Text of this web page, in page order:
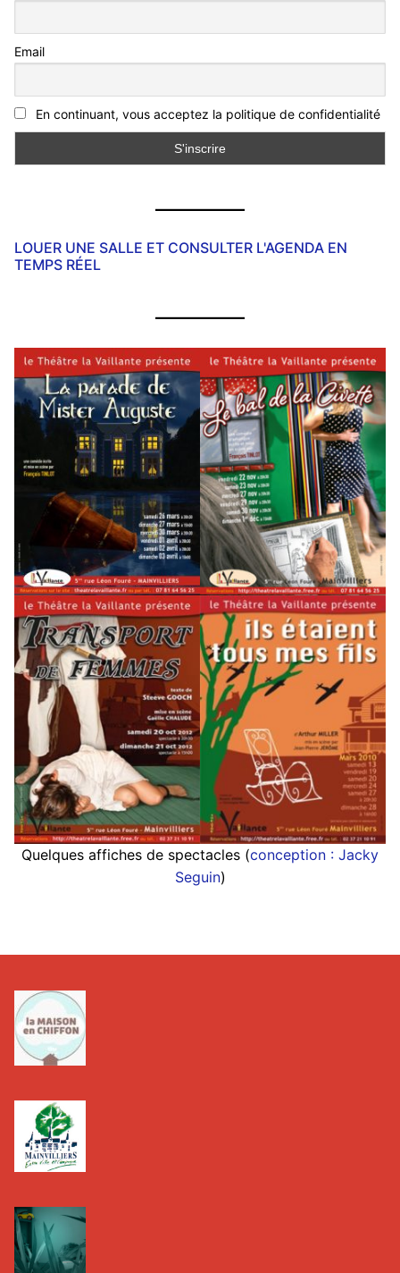
Email
En continuant, vous acceptez la politique de confidentialité
LOUER UNE SALLE ET CONSULTER L'AGENDA EN
TEMPS RÉEL
Quelques affiches de spectacles (conception : Jacky
Seguin)